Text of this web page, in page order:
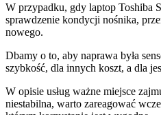
W przypadku, gdy laptop Toshiba
sprawdzenie kondycji nośnika,
nowego.
Dbamy o to, aby naprawa była
szybkość, dla innych koszt, a dla
W opisie usług ważne miejsce
niestabilna, warto zareagować